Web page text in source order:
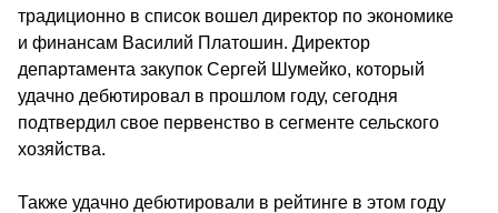
традиционно в список вошел директор по экономике
и финансам Василий Платошин. Директор
департамента закупок Сергей Шумейко, который
удачно дебютировал в прошлом году, сегодня
подтвердил свое первенство в сегменте сельского
хозяйства.
Также удачно дебютировали в рейтинге в этом году